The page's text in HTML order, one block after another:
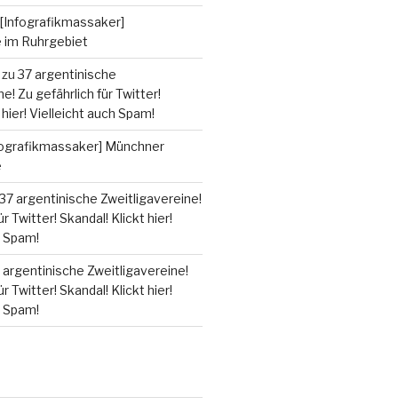
[Infografikmassaker]
im Ruhrgebiet
37 argentinische
Zu gefährlich für Twitter!
Vielleicht auch Spam!
Münchner
argentinische Zweitligavereine!
Twitter! Skandal! Klickt hier!
argentinische Zweitligavereine!
Twitter! Skandal! Klickt hier!